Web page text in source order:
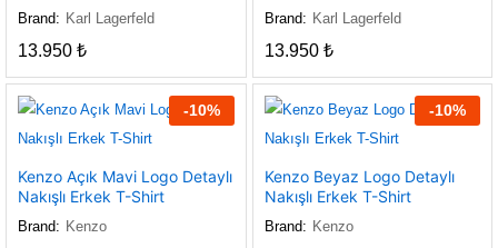
Brand: Karl Lagerfeld
13.950 ₺
Brand: Karl Lagerfeld
13.950 ₺
-10%
Kenzo Açık Mavi Logo Detaylı
Nakışlı Erkek T-Shirt
Brand: Kenzo
-10%
Kenzo Beyaz Logo Detaylı
Nakışlı Erkek T-Shirt
Brand: Kenzo